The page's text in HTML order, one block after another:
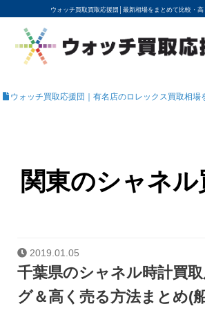
ウォッチ買取買取応援団│ 最新相場をまとめて比較・
YouTubeで動画を公開中
ROLEXモデル名から買取相場を調べる
高級時計ブランド名から買取相場を調
地域から買取店を探す
店舗名から買取店を探す
ブランド時計を高く売る方法
買取査定を依頼する
ウォッチ買取応援団｜有名店のロレックス買取相場
関東のシャネル
2019.01.05
千葉県のシャネル時計買
グ＆高く売る方法まとめ(